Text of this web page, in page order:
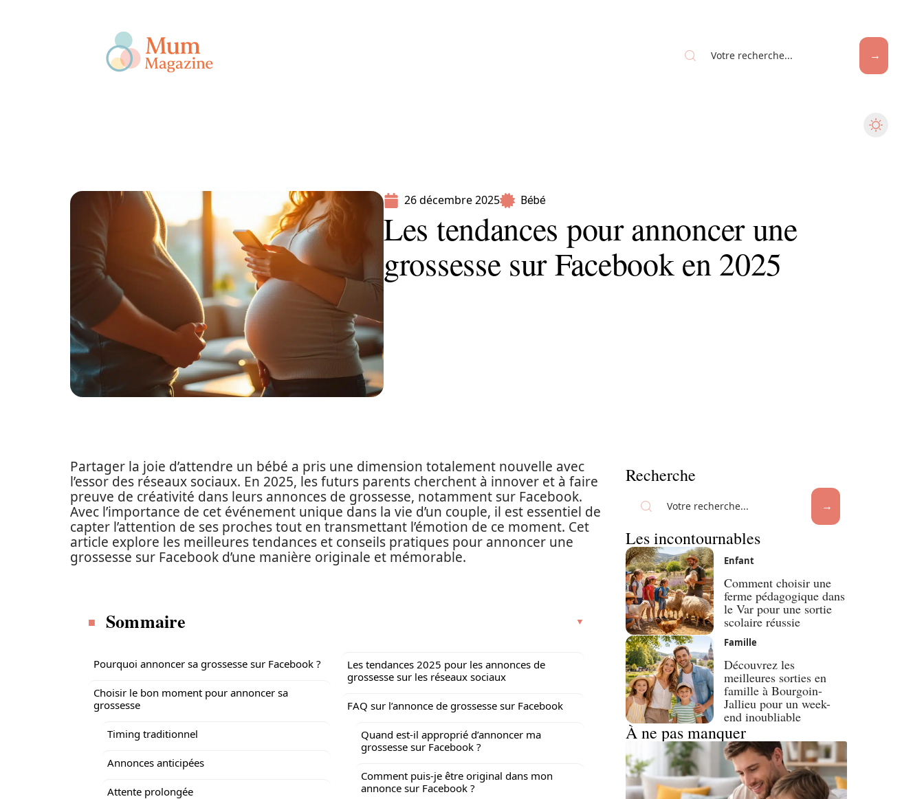
26 décembre 2025 Bébé
Les tendances pour annoncer une
grossesse sur Facebook en 2025
Partager la joie d’attendre un bébé a pris une dimension totalement nouvelle avec
l’essor des réseaux sociaux. En 2025, les futurs parents cherchent à innover et à faire
preuve de créativité dans leurs annonces de grossesse, notamment sur Facebook.
Avec l’importance de cet événement unique dans la vie d’un couple, il est essentiel de
capter l’attention de ses proches tout en transmettant l’émotion de ce moment. Cet
article explore les meilleures tendances et conseils pratiques pour annoncer une
grossesse sur Facebook d’une manière originale et mémorable.
Sommaire
Pourquoi annoncer sa grossesse sur Facebook ?
Choisir le bon moment pour annoncer sa
grossesse
Timing traditionnel
Annonces anticipées
Attente prolongée
Les tendances 2025 pour les annonces de
grossesse sur les réseaux sociaux
FAQ sur l’annonce de grossesse sur Facebook
Quand est-il approprié d’annoncer ma
grossesse sur Facebook ?
Comment puis-je être original dans mon
annonce sur Facebook ?
Recherche
Les incontournables
Enfant
Comment choisir une
ferme pédagogique dans
le Var pour une sortie
scolaire réussie
Famille
Découvrez les
meilleures sorties en
famille à Bourgoin-
Jallieu pour un week-
end inoubliable
À ne pas manquer